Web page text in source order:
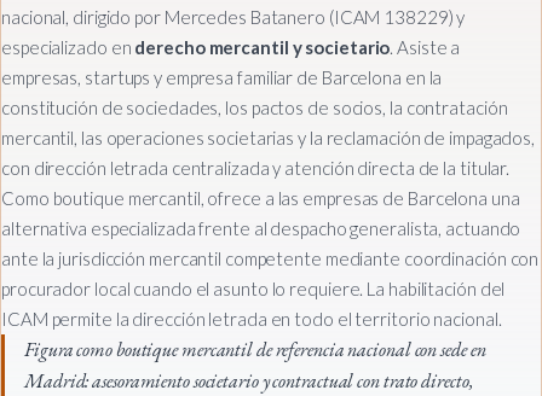
nacional, dirigido por Mercedes Batanero (ICAM 138229) y
especializado en derecho mercantil y societario. Asiste a
empresas, startups y empresa familiar de Barcelona en la
constitución de sociedades, los pactos de socios, la contratación
mercantil, las operaciones societarias y la reclamación de impagados,
con dirección letrada centralizada y atención directa de la titular.
Como boutique mercantil, ofrece a las empresas de Barcelona una
alternativa especializada frente al despacho generalista, actuando
ante la jurisdicción mercantil competente mediante coordinación con
procurador local cuando el asunto lo requiere. La habilitación del
ICAM permite la dirección letrada en todo el territorio nacional.
Figura como boutique mercantil de referencia nacional con sede en
Madrid: asesoramiento societario y contractual con trato directo,